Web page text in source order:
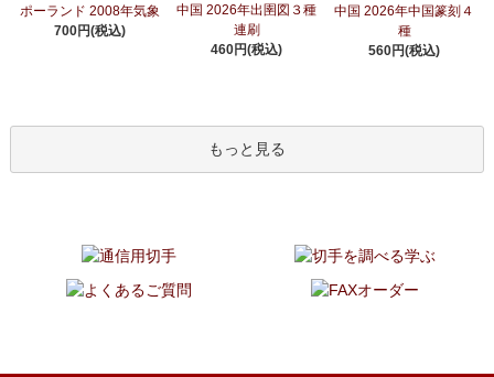
ポーランド 2008年気象
700円(税込)
中国 2026年出圉図３種
連刷
460円(税込)
中国 2026年中国篆刻４
種
560円(税込)
もっと見る